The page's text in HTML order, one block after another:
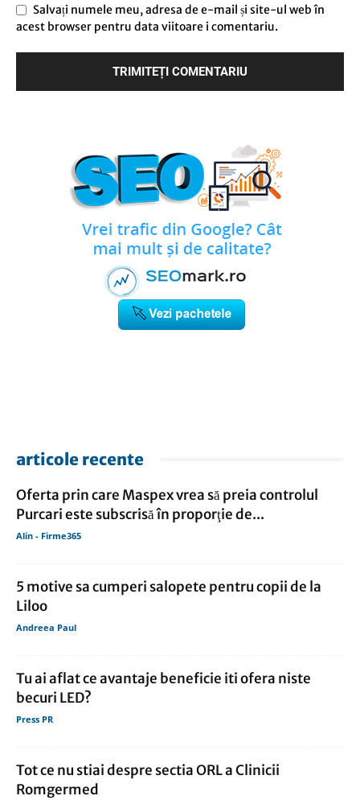
Salvați numele meu, adresa de e-mail și site-ul web în
acest browser pentru data viitoare i comentariu.
articole recente
Oferta prin care Maspex vrea să preia controlul
Purcari este subscrisă în proporţie de...
Alin - Firme365
5 motive sa cumperi salopete pentru copii de la
Liloo
Andreea Paul
Tu ai aflat ce avantaje beneficie iti ofera niste
becuri LED?
Press PR
Tot ce nu stiai despre sectia ORL a Clinicii
Romgermed